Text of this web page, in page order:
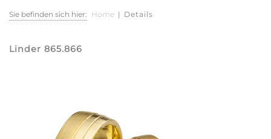
Sie befinden sich hier: Home | Details
Linder 865.866